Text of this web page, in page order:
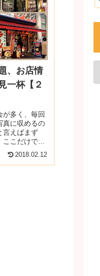
、お店情
一杯【２
が多く、毎回
真に収めるの
言えばまず
こだけでも
2018.02.12